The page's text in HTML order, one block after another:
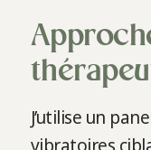
J’utilise un